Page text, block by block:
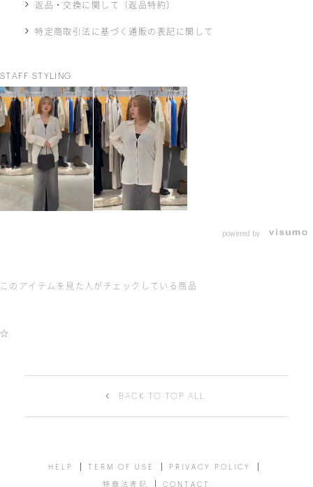
返品・交換に関して（返品特約）
特定商取引法に基づく通販の表記に関して
STAFF STYLING
powered by
このアイテムを見た人がチェックしている商品
☆
BACK TO TOP ALL
HELP TERM OF USE PRIVACY POLICY
特商法表記 CONTACT